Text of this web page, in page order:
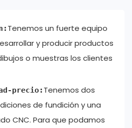
Tenemos un fuerte equipo
y producir productos
o muestras los clientes
precio: Tenemos dos
de fundición y una
CNC. Para que podamos